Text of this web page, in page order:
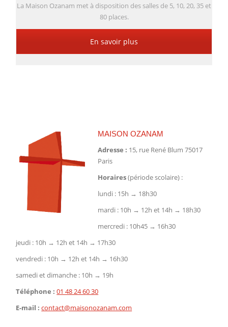
La Maison Ozanam met à disposition des salles de 5, 10, 20, 35 et
80 places.
En savoir plus
MAISON OZANAM
Adresse : 15, rue René Blum 75017
Paris
Horaires(période scolaire) :
lundi : 15h → 18h30
mardi : 10h → 12h et 14h → 18h30
mercredi : 10h45 → 16h30
jeudi : 10h → 12h et 14h → 17h30
vendredi : 10h → 12h et 14h → 16h30
samedi et dimanche : 10h → 19h
Téléphone : 01 48 24 60 30
E-mail : contact@maisonozanam.com